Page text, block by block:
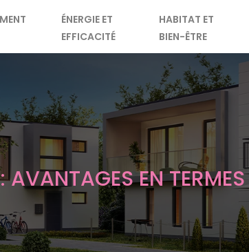
ÉNERGIE ET
EFFICACITÉ
HABITAT ET
BIEN-ÊTRE
EN